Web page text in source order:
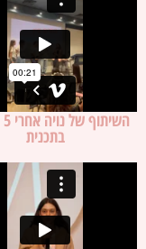
בתכנית